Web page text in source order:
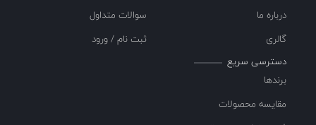
درباره ما
گالری
سوالات متداول
ثبت نام / ورود
دسترسی سریع
برندها
مقایسه محصولات